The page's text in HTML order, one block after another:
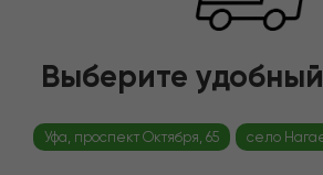
Выберите
Уфа, проспект Октября, 65 село